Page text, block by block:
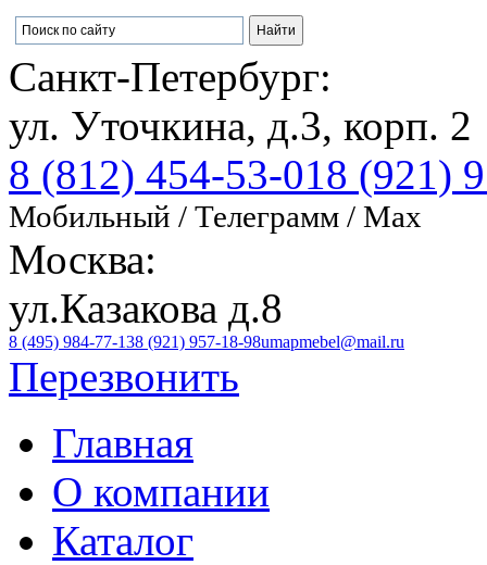
Санкт-Петербург:
ул. Уточкина, д.3, корп. 2
8 (812) 454-53-018 (921)
Мобильный / Телеграмм / Max
Москва:
ул.Казакова д.8
8 (495) 984-77-138 (921) 957-18-98umapmebel@mail.ru
Перезвонить
Главная
О компании
Каталог